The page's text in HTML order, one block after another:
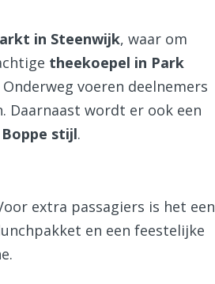
in Steenwijk, waar om
theekoepel in Park
voeren deelnemers
Daarnaast wordt er ook een
stijl.
extra passagiers is het een
en een feestelijke